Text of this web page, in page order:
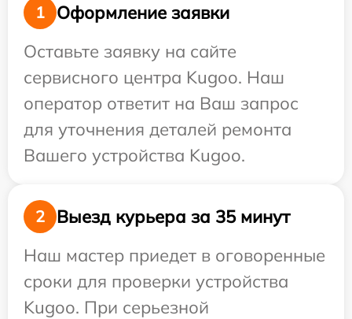
1
Оформление заявки
Оставьте заявку на сайте
сервисного центра Kugoo. Наш
оператор ответит на Ваш запрос
для уточнения деталей ремонта
Вашего устройства Kugoo.
2
Выезд курьера за 35 минут
Наш мастер приедет в оговоренные
сроки для проверки устройства
Kugoo. При серьезной